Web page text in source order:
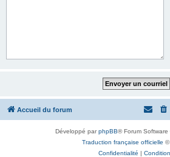
Accueil du forum
Développé parphpBB® Forum
Traduction française officielle ©
Confidentialité |